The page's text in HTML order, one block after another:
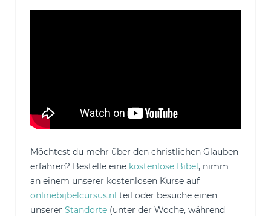
Möchtest du mehr über den christlichen Glauben
erfahren? Bestelle eine kostenlose Bibel, nimm
an einem unserer kostenlosen Kurse auf
onlinebijbelcursus.nl teil oder besuche einen
unserer Standorte (unter der Woche, während